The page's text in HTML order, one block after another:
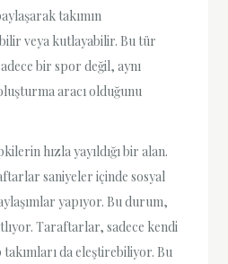
takımın
veya kutlayabilir. Bu tür
bir spor değil, aynı
aracı olduğunu
hızla yayıldığı bir alan.
saniyeler içinde sosyal
yapıyor. Bu durum,
Taraftarlar, sadece kendi
da eleştirebiliyor. Bu